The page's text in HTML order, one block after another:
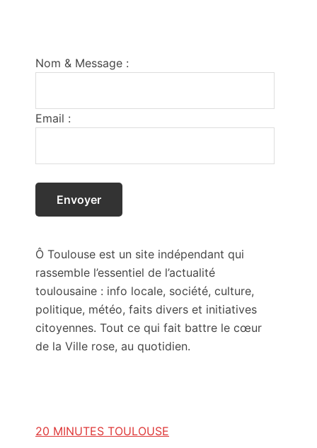
Nom & Message :
Email :
Ô Toulouse est un site indépendant qui
rassemble l’essentiel de l’actualité
toulousaine : info locale, société, culture,
politique, météo, faits divers et initiatives
citoyennes. Tout ce qui fait battre le cœur
de la Ville rose, au quotidien.
20 MINUTES TOULOUSE